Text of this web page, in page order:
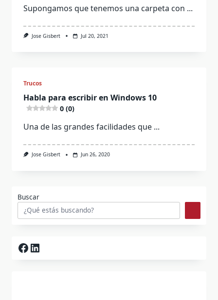
Supongamos que tenemos una carpeta con ...
Jose Gisbert Jul 20, 2021
Trucos
Habla para escribir en Windows 10
0 (0)
Una de las grandes facilidades que ...
Jose Gisbert Jun 26, 2020
Buscar
Facebook
LinkedIn